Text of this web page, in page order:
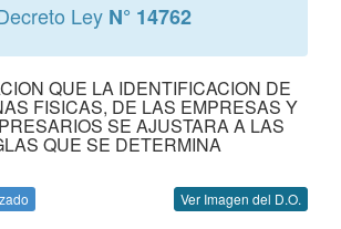
Ley N° 14762
QUE LA IDENTIFICACION DE
FISICAS, DE LAS EMPRESAS Y
SE AJUSTARA A LAS
QUE SE DETERMINA
Ver Imagen del D.O.